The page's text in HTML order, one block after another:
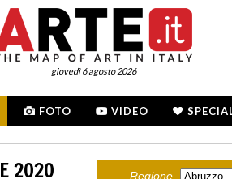
giovedì 6 agosto 2026
FOTO VIDEO
2020 Regione